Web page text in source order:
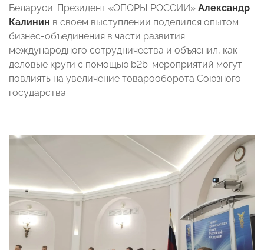
Беларуси. Президент «ОПОРЫ РОССИИ» Александр
Калинин в своем выступлении поделился опытом
бизнес-объединения в части развития
международного сотрудничества и объяснил, как
деловые круги с помощью b2b-мероприятий могут
повлиять на увеличение товарооборота Союзного
государства.